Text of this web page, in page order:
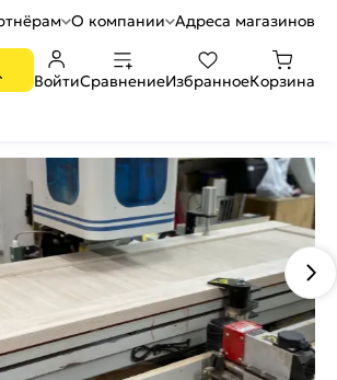
О компании Адреса магазинов
ВойтиСравнениеИзбранноеКорзина